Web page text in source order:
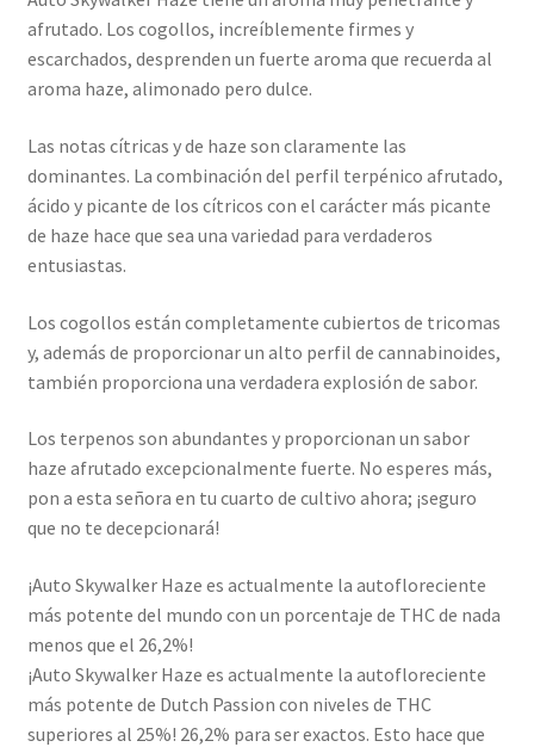
afrutado. Los cogollos, increíblemente firmes y
escarchados, desprenden un fuerte aroma que recuerda al
aroma haze, alimonado pero dulce.
Las notas cítricas y de haze son claramente las
dominantes. La combinación del perfil terpénico afrutado,
ácido y picante de los cítricos con el carácter más picante
de haze hace que sea una variedad para verdaderos
entusiastas.
Los cogollos están completamente cubiertos de tricomas
y, además de proporcionar un alto perfil de cannabinoides,
también proporciona una verdadera explosión de sabor.
Los terpenos son abundantes y proporcionan un sabor
haze afrutado excepcionalmente fuerte. No esperes más,
pon a esta señora en tu cuarto de cultivo ahora; ¡seguro
que no te decepcionará!
¡Auto Skywalker Haze es actualmente la autofloreciente
más potente del mundo con un porcentaje de THC de nada
menos que el 26,2%!
¡Auto Skywalker Haze es actualmente la autofloreciente
más potente de Dutch Passion con niveles de THC
superiores al 25%! 26,2% para ser exactos. Esto hace que